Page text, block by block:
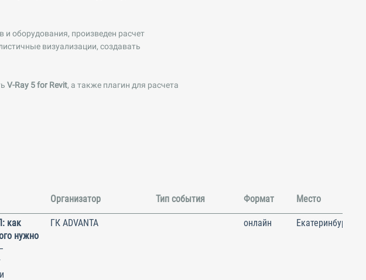
и оборудования, произведен расчет
визуализации, создавать
V-Ray 5 for Revit, а также плагин для расчета
Организатор Тип события Формат Место
как
нужно
ГК ADVANTA онлайн Екатеринбург